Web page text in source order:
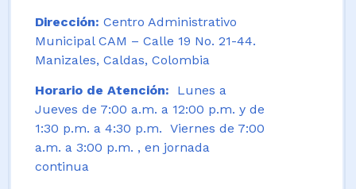
Dirección: Centro Administrativo
Municipal CAM – Calle 19 No. 21-44.
Manizales, Caldas, Colombia
Horario de Atención: Lunes a
Jueves de 7:00 a.m. a 12:00 p.m. y de
1:30 p.m. a 4:30 p.m. Viernes de 7:00
a.m. a 3:00 p.m. , en jornada
continua